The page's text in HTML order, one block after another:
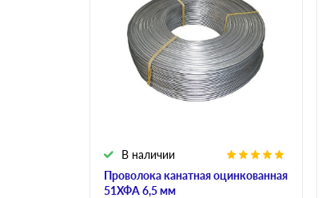
Проволока канатная оцинкованная
51ХФА 6,5 мм
В наличии